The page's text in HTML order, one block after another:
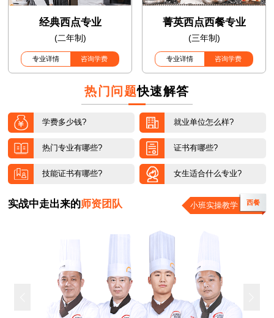
经典西点专业
(二年制)
专业详情 咨询学费
菁英西点西餐专业
(三年制)
专业详情 咨询学费
热门问题快速解答
学费多少钱? 就业单位怎么样?
热门专业有哪些? 证书有哪些?
技能证书有哪些? 女生适合什么专业?
实战中走出来的师资团队 小班实操教学 西餐